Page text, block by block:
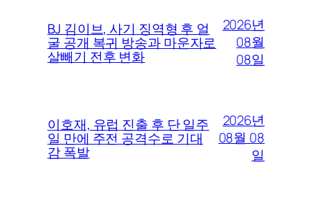
BJ 김이브, 사기 징역형 후 얼
굴 공개 복귀 방송과 마운자로
살빼기 전후 변화
2026년
08월
08일
이호재, 유럽 진출 후 단 일주
일 만에 주전 공격수로 기대
감 폭발
2026년
08월 08
일